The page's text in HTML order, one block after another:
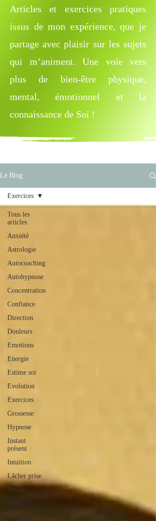
Articles et exercices pratiques
issus de mon expérience, que je
partage avec plaisir sur les sujets
qui m’animent. Une voie vers
plus de bien-être physique,
mental, émotionnel et la
connaissance de Soi !
Le Blog
Tous les
articles
Anxiété
Astrologie
Autocoaching
Autohypnose
Concentration
Confiance
Direction
Douleurs
Emotions
Energie
Estime soi
Evolution
Exercices
Grossesse
Hypnose
Instant
présent
Intuition
Lâcher prise
Pensées
Peurs
Relaxation
Exercices